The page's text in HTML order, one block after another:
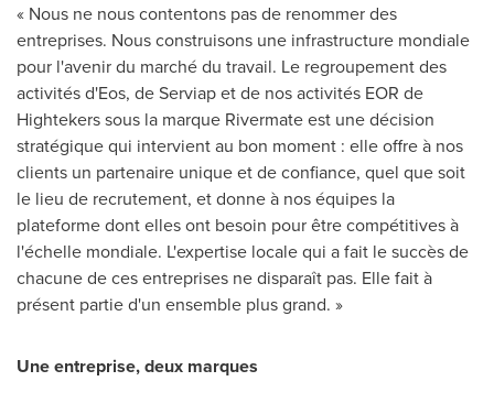
« Nous ne nous contentons pas de renommer des
entreprises. Nous construisons une infrastructure mondiale
pour l'avenir du marché du travail. Le regroupement des
activités d'Eos, de Serviap et de nos activités EOR de
Hightekers sous la marque Rivermate est une décision
stratégique qui intervient au bon moment : elle offre à nos
clients un partenaire unique et de confiance, quel que soit
le lieu de recrutement, et donne à nos équipes la
plateforme dont elles ont besoin pour être compétitives à
l'échelle mondiale. L'expertise locale qui a fait le succès de
chacune de ces entreprises ne disparaît pas. Elle fait à
présent partie d'un ensemble plus grand. »
Une entreprise, deux marques